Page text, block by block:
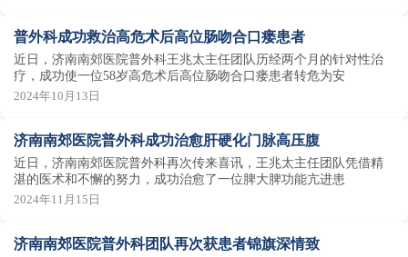
普外科成功救治高危术后高位肠吻合口瘘患者
近日，济南南郊医院普外科王兆太主任团队历经两个月的针对性治
疗，成功使一位58岁高危术后高位肠吻合口瘘患者转危为安
2024年10月13日
济南南郊医院普外科成功治愈肝硬化门脉高压腹
近日，济南南郊医院普外科再次传来喜讯，王兆太主任团队凭借精
湛的医术和不懈的努力，成功治愈了一位脾大脾功能亢进患
2024年11月15日
济南南郊医院普外科团队再次获患者锦旗深情致